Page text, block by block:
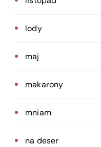
lody
maj
makarony
mniam
na deser